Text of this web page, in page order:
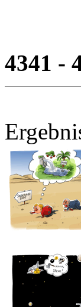
4341 -